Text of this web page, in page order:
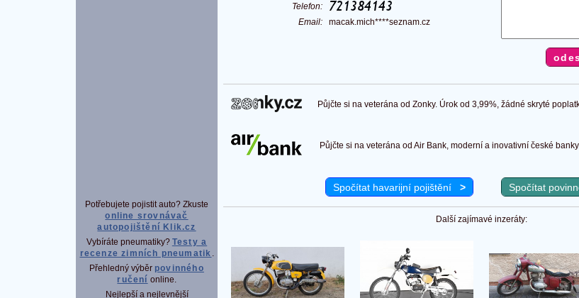
Potřebujete pojistit auto? Zkuste
online srovnávač
autopojištění Klik.cz
Vybíráte pneumatiky? Testy a
recenze zimních pneumatik .
Přehledný výběr povinného
ručení online.
Nejlepší a nejlevnější
Telefon:
Email: macak.mich****seznam.cz
Půjčte si na veterána od Zonky. Úrok od 3,99%, žádné skryté
Půjčte si na veterána od Air Bank, moderní a inovativní české
Spočítat havarijní pojištění > Spočítat
Další zajímavé inzeráty: